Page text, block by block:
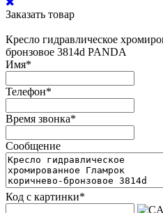
Заказать товар
Кресло гидравлическое
бронзовое 3814d PANDA
Имя*
Телефон*
Время звонка*
Сообщение
Код с картинки*